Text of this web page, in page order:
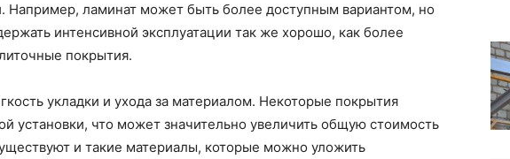
Например, ламинат может быть более доступным вариантом, но
интенсивной эксплуатации так же хорошо, как более
покрытия.
укладки и ухода за материалом. Некоторые покрытия
установки, что может значительно увеличить общую стоимость
и такие материалы, которые можно уложить